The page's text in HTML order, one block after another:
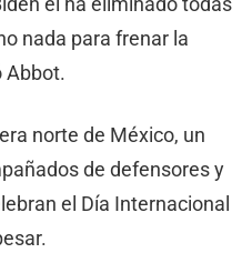
nada para frenar la
Abbot.
norte de México, un
de defensores y
el Día Internacional